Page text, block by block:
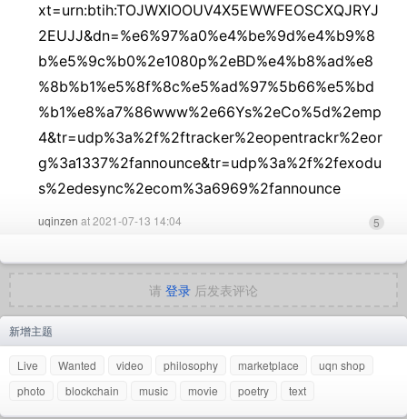
xt=urn:btih:TOJWXIOOUV4X5EWWFEOSCXQJRYJ
2EUJJ&dn=%e6%97%a0%e4%be%9d%e4%b9%8
b%e5%9c%b0%2e1080p%2eBD%e4%b8%ad%e8
%8b%b1%e5%8f%8c%e5%ad%97%5b66%e5%bd
%b1%e8%a7%86www%2e66Ys%2eCo%5d%2emp
4&tr=udp%3a%2f%2ftracker%2eopentrackr%2eor
g%3a1337%2fannounce&tr=udp%3a%2f%2fexodu
s%2edesync%2ecom%3a6969%2fannounce
uqinzen at 2021-07-13 14:04 5
请 登录 后发表评论
新增主题
Live Wanted video philosophy marketplace
uqn shop
photo
blockchain music movie poetry text